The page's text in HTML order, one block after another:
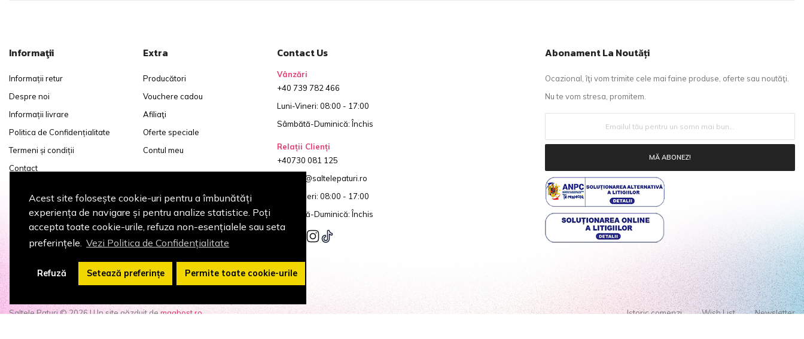
Acest site folosește cookie-uri pentru a îmbunătăți
experiența de navigare și pentru analize statistice. Poți
accepta toate cookie-urile, refuza non-esențialele sau seta
preferințele. Vezi Politica de Confidențialitate
Refuză Setează preferințe Permite toate cookie-urile
Informaţii
Informații retur
Despre noi
Informații livrare
Politica de Confidențialitate
Termeni și condiții
Contact
Extra
Producători
Vouchere cadou
Afiliaţi
Oferte speciale
Contul meu
Contact Us
Vânzări
+40 739 782 466
Luni-Vineri: 08:00 - 17:00
Sâmbătă-Duminică: Închis
Relații Clienți
+40730 081 125
contact@saltelepaturi.ro
Luni-Vineri: 08:00 - 17:00
Sâmbătă-Duminică: Închis
Abonament La Noutăți
Ocazional, îţi vom trimite cele mai faine produse, oferte sau noutăţi.
Nu te vom stresa, promitem.
MĂ ABONEZ!
Saltele Paturi © 2026 | Un site găzduit demaghost.ro Istoric comenzi Wish List Newsletter